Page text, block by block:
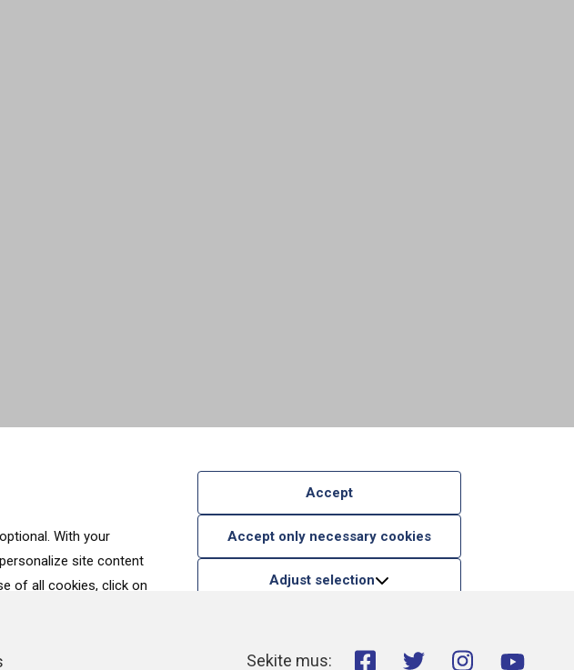
With your
site content
of all cookies, click on
Accept
Accept only necessary cookies
Adjust selection
Sekite mus: